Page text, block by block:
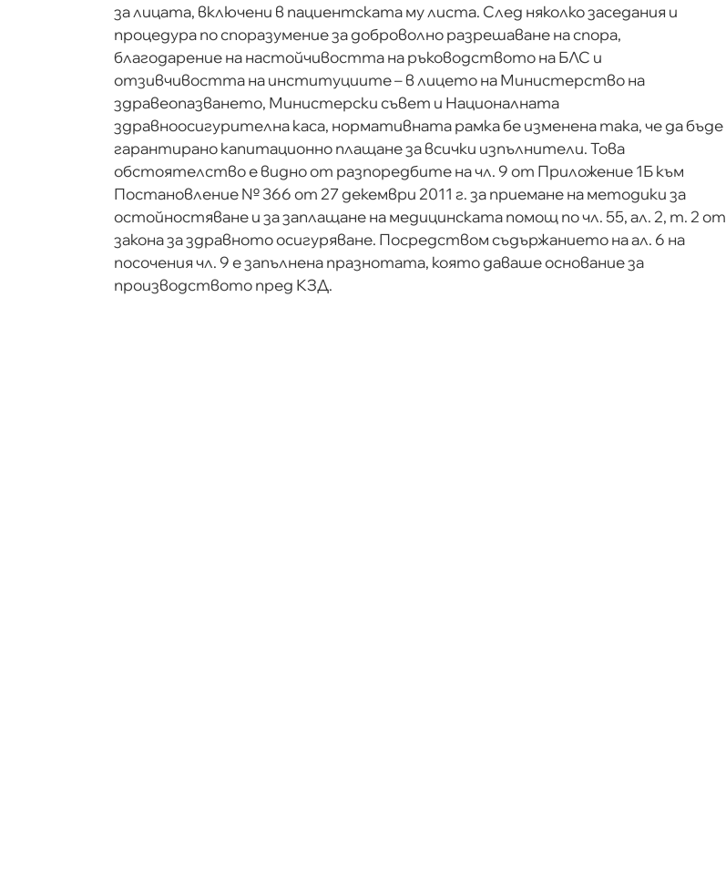
за лицата, включени в пациентската му листа. След няколко заседания и
процедура по споразумение за доброволно разрешаване на спора,
благодарение на настойчивостта на ръководството на БЛС и
отзивчивостта на институциите – в лицето на Министерство на
здравеопазването, Министерски съвет и Националната
здравноосигурителна каса, нормативната рамка бе изменена така, че да бъде
гарантирано капитационно плащане за всички изпълнители. Това
обстоятелство е видно от разпоредбите на чл. 9 от Приложение 1Б към
Постановление № 366 от 27 декември 2011 г. за приемане на методики за
остойностяване и за заплащане на медицинската помощ по чл. 55, ал. 2, т. 2 от
закона за здравното осигуряване. Посредством съдържанието на ал. 6 на
посочения чл. 9 е запълнена празнотата, която даваше основание за
производството пред КЗД.